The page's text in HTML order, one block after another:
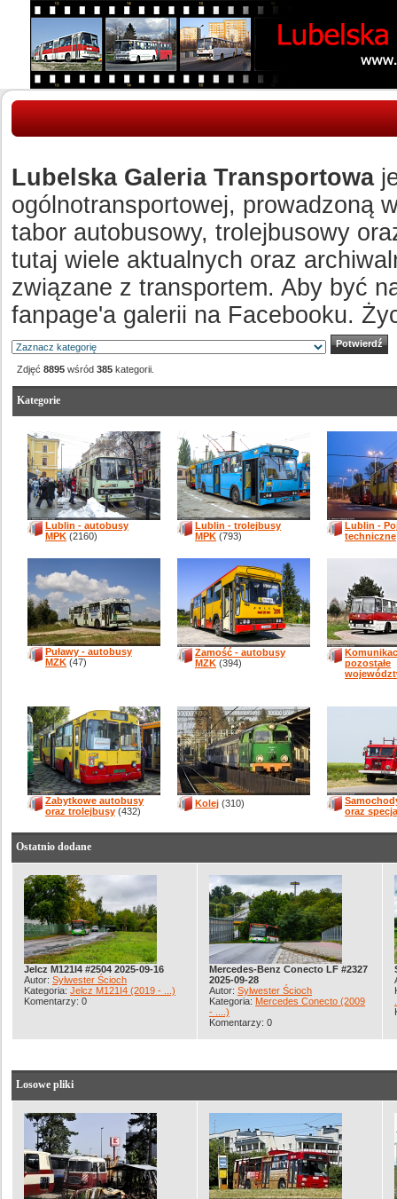
Lubelska Galeria Transportowa
ogólnotransportowej, prowadzoną
tabor autobusowy, trolejbusowy
tutaj wiele aktualnych oraz
związane z transportem. Aby być
fanpage'a galerii na Facebooku.
Zdjęć 8895 wśród 385 kategorii.
Kategorie
Lublin - autobusy
MPK (2160)
Lublin - trolejbusy
MPK (793)
Lublin -
techniczne
Puławy - autobusy
MZK (47)
Zamość - autobusy
MZK (394)
pozostałe
Zabytkowe autobusy
oraz trolejbusy (432)
Kolej (310)
oraz
Ostatnio dodane
Jelcz M121I4 #2504 2025-09-16
Autor: Sylwester Ścioch
Kategoria: Jelcz M121I4 (2019 - ...)
Komentarzy: 0
Mercedes-Benz Conecto LF #2327
2025-09-28
Autor: Sylwester Ścioch
Kategoria: Mercedes Conecto (2009
- ....)
Komentarzy: 0
Losowe pliki